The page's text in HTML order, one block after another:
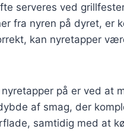
serveres ved
fra nyren på dyret, er
kan nyretapper
på er ved at
af smag, der
samtidig med at